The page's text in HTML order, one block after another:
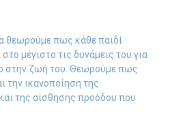
θεωρούμε πως κάθε παιδί
μέγιστο τις δυνάμεις του για
στην ζωή του. Θεωρούμε πως
την ικανοποίηση της
της αίσθησης προόδου που